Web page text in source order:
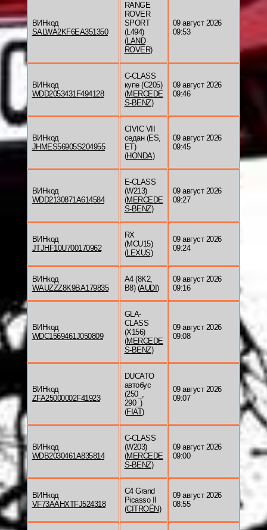
ВИНкод
SALWA2KF6EA351350
RANGE
ROVER
SPORT
(L494)
(LAND
ROVER)
09 август 2026
09:53
ВИНкод
WDD2053431F494128
C-CLASS
купе (C205)
(MERCEDE
S-BENZ)
09 август 2026
09:46
ВИНкод
JHMES56905S204955
CIVIC VII
седан (ES,
ET)
(HONDA)
09 август 2026
09:45
ВИНкод
WDD2130871A614584
E-CLASS
(W213)
(MERCEDE
S-BENZ)
09 август 2026
09:27
ВИНкод
JTJHF10U700170962
RX
(MCU15)
(LEXUS)
09 август 2026
09:24
ВИНкод
WAUZZZ8K9BA179835
A4 (8K2,
B8) (AUDI )
09 август 2026
09:16
ВИНкод
WDC1569461J050809
GLA-
CLASS
(X156)
(MERCEDE
S-BENZ)
09 август 2026
09:08
ВИНкод
ZFA25000002F41923
DUCATO
автобус
(250_,
290_)
(FIAT)
09 август 2026
09:07
ВИНкод
WDB2030461A835814
C-CLASS
(W203)
(MERCEDE
S-BENZ)
09 август 2026
09:00
ВИНкод
VF73AAHXTFJ524318
C4 Grand
Picasso II
(CITROËN)
09 август 2026
08:55